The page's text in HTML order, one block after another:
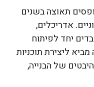
תאוצה בשנים
אדריכלים,
יחד לפיתוח
ליצירת תוכניות
של הבנייה,